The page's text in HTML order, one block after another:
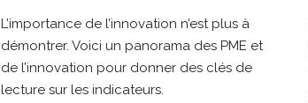
L’importance de l’innovation n’est plus à
démontrer. Voici un panorama des PME et
de l’innovation pour donner des clés de
lecture sur les indicateurs.